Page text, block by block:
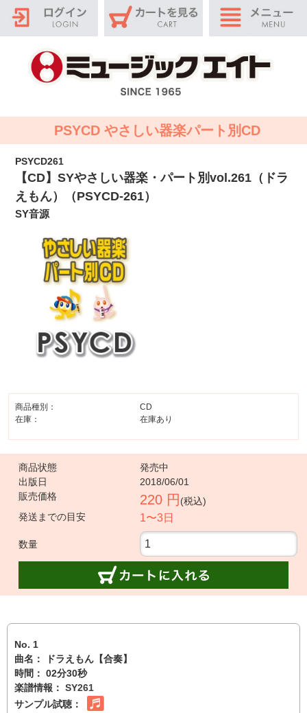
PSYCD やさしい器楽パート別CD
PSYCD261
【CD】SYやさしい器楽・パート別vol.261（ドラ
えもん）（PSYCD-261）
SY音源
商品種別：
CD
在庫：
在庫あり
商品状態
発売中
出版日
2018/06/01
販売価格
220 円 (税込)
発送までの目安
1〜3日
数量
No. 1
曲名： ドラえもん【合奏】
時間： 02分30秒
楽譜情報： SY261
サンプル試聴：